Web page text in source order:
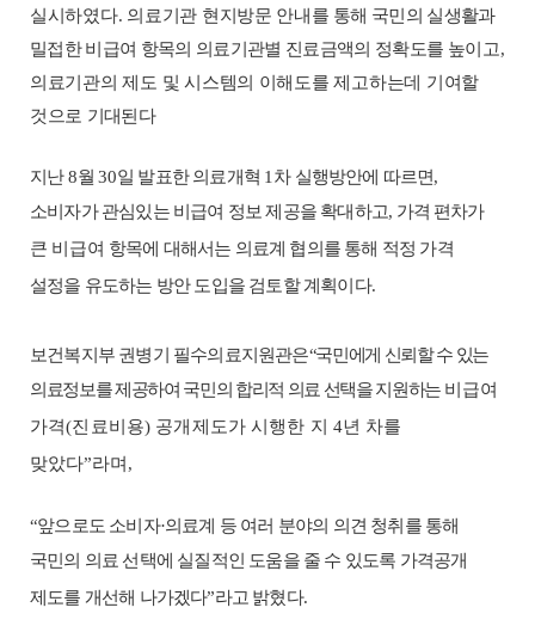
실시하였다. 의료기관 현지 방문 안내를 통해 국민의 실생활과
밀접한 비급여 항목의 의료기관별 진료금액의 정확도를 높이고,
의료기관의 제도 및 시스템의 이해도를 제고하는데 기여할
것으로 기대된다
지난8월30일 발표한 의료개혁 1차 실행방안에 따르면,
소비자가 관심있는 비급여 정보 제공을 확대하고, 가격 편차가
큰 비급여 항목에 대해서는 의료계 협의를 통해 적정 가격
설정을 유도하는 방안 도입을 검토할 계획이다.
보건복지부 권병기 필수의료지원관은“국민에게 신뢰할 수 있는
의료정보를 제공하여 국민의 합리적 의료 선택을 지원하는 비급여
가격(진료비용) 공개제도가 시행한 지 4년 차를
맞았다”라며 ,
“앞으로도 소비자·의료계 등 여러 분야의 의견 청취를 통해
국민의 의료 선택에 실질적인 도움을 줄 수 있도록 가격공개
제도를 개선해 나가겠다”라고 밝혔다.